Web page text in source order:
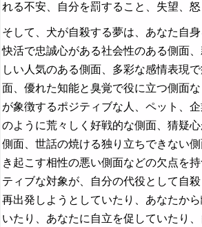
れる不安、自分を罰すること、失望、怒
そして、犬が自殺する夢は、あなた自
快活で忠誠心がある社会性のある側面
しい人気のある側面、多彩な感情表現
面、優れた知能と臭覚で役に立つ側面
が象徴するポジティブな人、ペット、
のように荒々しく好戦的な側面、猜疑
側面、世話の焼ける独り立ちできない側
き起こす相性の悪い側面などの欠点を
ティブな対象が、自分の代役として自
再出発しようとしていたり、あなたか
いたり、あなたに自立を促していたり